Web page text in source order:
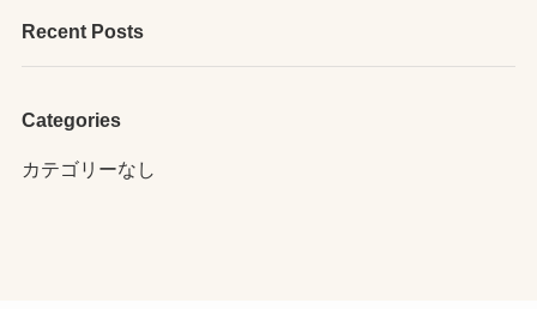
Recent Posts
Categories
カテゴリーなし